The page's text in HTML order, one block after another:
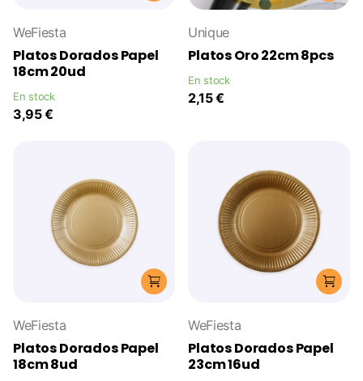
WeFiesta
Platos Dorados Papel
18cm 20ud
En stock
3,95 €
Unique
Platos Oro 22cm 8pcs
En stock
2,15 €
WeFiesta
Platos Dorados Papel
18cm 8ud
WeFiesta
Platos Dorados Papel
23cm 16ud